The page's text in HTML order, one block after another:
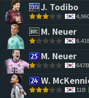
J. Todibo
M. Neuer
M. Neuer
647B
W.
11B